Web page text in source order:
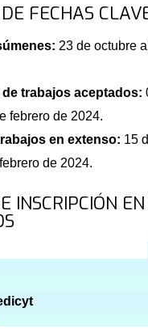
FECHAS
23 de octubre
trabajos aceptados:
febrero de 2024.
en extenso: 15
de 2024.
INSCRIPCIÓN